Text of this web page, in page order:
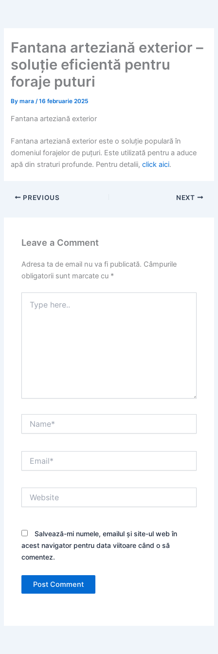
Fantana arteziană exterior –
soluție eficientă pentru
foraje puturi
Bymara/16 februarie 2025
Fantana arteziană exterior
Fantana arteziană exterior este o soluție populară în
domeniul forajelor de puțuri. Este utilizată pentru a aduce
apă din straturi profunde. Pentru detalii,click aici.
PREVIOUS NEXT
Leave a Comment
Adresa ta de email nu va fi publicată. Câmpurile
obligatorii sunt marcate cu *
here..
Salvează-mi numele, emailul și site-ul web în
acest navigator pentru data viitoare când o să
comentez.